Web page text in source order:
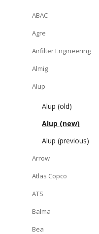
ABAC
Agre
Airfilter Engineering
Almig
Alup
Alup (old)
Alup (new)
Alup (previous)
Arrow
Atlas Copco
ATS
Balma
Bea